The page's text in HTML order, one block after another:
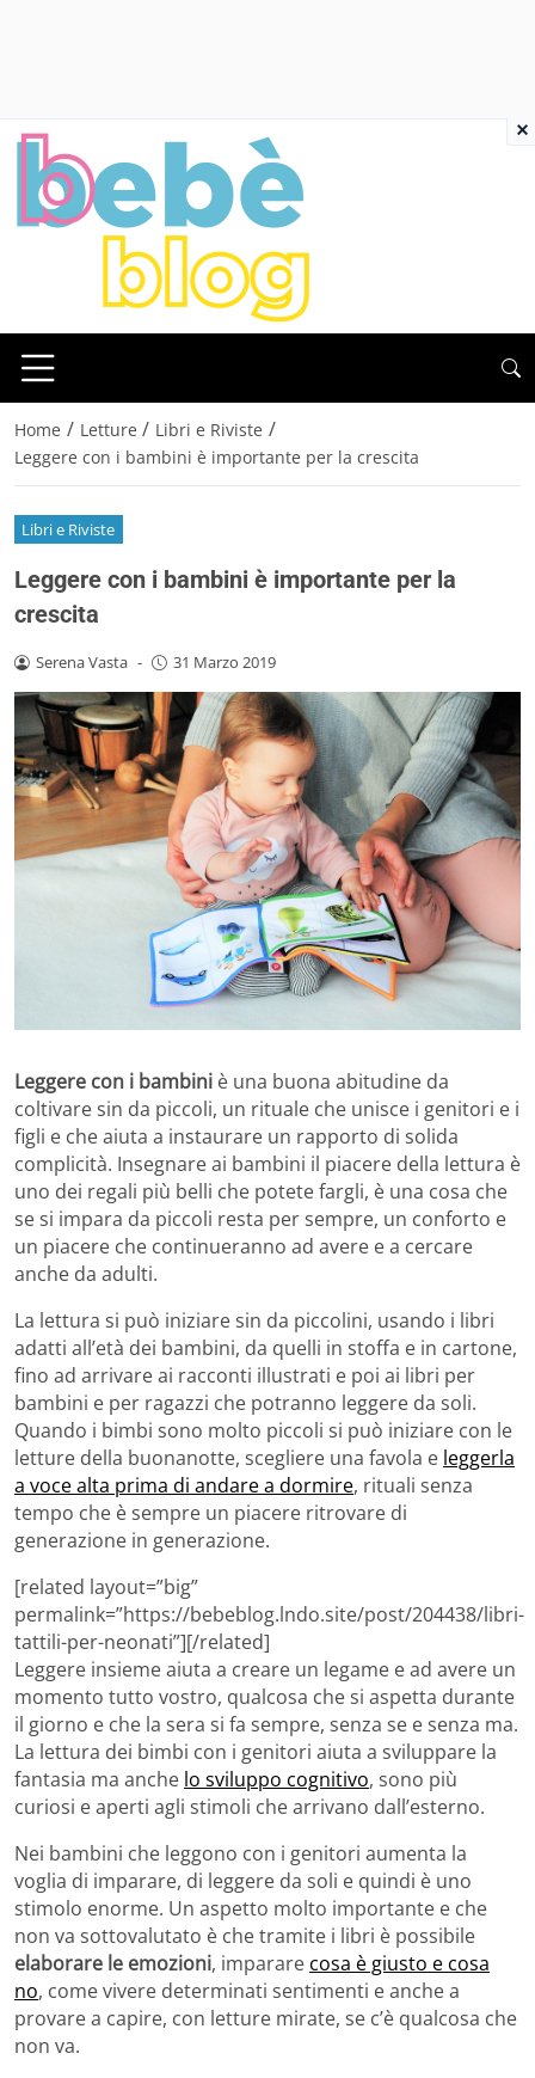
Home / Letture / Libri e Riviste /
Leggere con i bambini è importante per la crescita
Libri e Riviste
Leggere con i bambini è importante per la
crescita
Serena Vasta - 31 Marzo 2019
Leggere con i bambini è una buona abitudine da
coltivare sin da piccoli, un rituale che unisce i genitori e i
figli e che aiuta a instaurare un rapporto di solida
complicità. Insegnare ai bambini il piacere della lettura è
uno dei regali più belli che potete fargli, è una cosa che
se si impara da piccoli resta per sempre, un conforto e
un piacere che continueranno ad avere e a cercare
anche da adulti.
La lettura si può iniziare sin da piccolini, usando i libri
adatti all’età dei bambini, da quelli in stoffa e in cartone,
fino ad arrivare ai racconti illustrati e poi ai libri per
bambini e per ragazzi che potranno leggere da soli.
Quando i bimbi sono molto piccoli si può iniziare con le
letture della buonanotte, scegliere una favola e leggerla
a voce alta prima di andare a dormire, rituali senza
tempo che è sempre un piacere ritrovare di
generazione in generazione.
[related layout=”big”
permalink=”https://bebeblog.lndo.site/post/204438/libri-
tattili-per-neonati”][/related]
Leggere insieme aiuta a creare un legame e ad avere un
momento tutto vostro, qualcosa che si aspetta durante
il giorno e che la sera si fa sempre, senza se e senza ma.
La lettura dei bimbi con i genitori aiuta a sviluppare la
fantasia ma anche lo sviluppo cognitivo, sono più
curiosi e aperti agli stimoli che arrivano dall’esterno.
Nei bambini che leggono con i genitori aumenta la
voglia di imparare, di leggere da soli e quindi è uno
stimolo enorme. Un aspetto molto importante e che
non va sottovalutato è che tramite i libri è possibile
elaborare le emozioni, imparare cosa è giusto e cosa
no, come vivere determinati sentimenti e anche a
provare a capire, con letture mirate, se c’è qualcosa che
non va.
×